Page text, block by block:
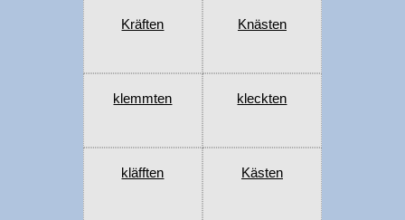
Kräften Knästen
klemmten kleckten
kläfften Kästen